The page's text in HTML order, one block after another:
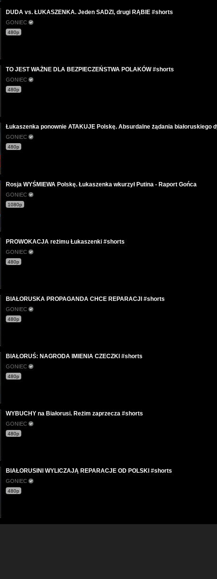
DUDA vs. ŁUKASZENKA. Jeden SADZI, drugi RĄBIE #shorts
GONIEC
480p
TO JEST WAŻNE DLA BEZPIECZEŃSTWA POLAKÓW #shorts
GONIEC
480p
Łukaszenka ponownie ATAKUJE Polskę. Absurdalne żądania białoruskiego
GONIEC
480p
Rosja WYŚMIEWA Polskę. Łukaszenka wkurzył Putina - Raport Gońca
GONIEC
1080p
PROWOKACJA reżimu Łukaszenki #shorts
GONIEC
480p
BIAŁORUSKA PROPAGANDA CHCE REPARACJI #shorts
GONIEC
480p
BIAŁORUŚ: NAGRODA IMIENIA CZECZKI #shorts
GONIEC
480p
WYBUCHY na Białorusi. Reżim zaprzecza #shorts
GONIEC
480p
BIAŁORUSINI WYLICZAJĄ REPARACJE OD POLSKI #shorts
GONIEC
480p